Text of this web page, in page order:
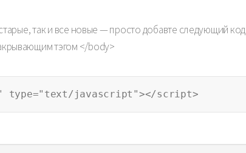
так и все новые — просто добавте следующий код
тэгом </body>
javascript"></script>